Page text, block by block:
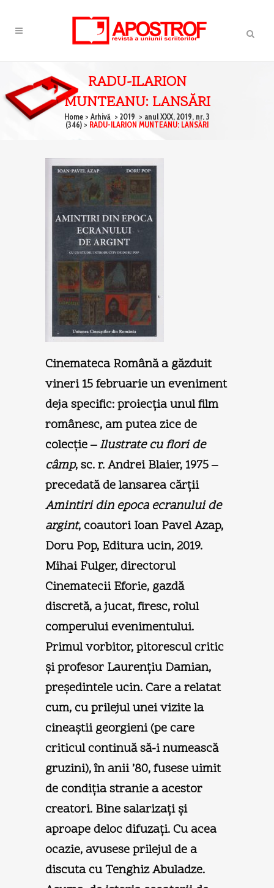
RADU-ILARION
MUNTEANU: LANSĂRI
Home > Arhivă > 2019 > anul XXX, 2019, nr. 3
(346) > RADU-ILARION MUNTEANU: LANSĂRI
Cinemateca Română a găzduit
vineri 15 februarie un eveniment
deja specific: proiecția unul film
românesc, am putea zice de
colecție –Ilustrate cu flori de
câmp, sc. r. Andrei Blaier, 1975 –
precedată de lansarea cărții
Amintiri din epoca ecranului de
argint, coautori Ioan Pavel Azap,
Doru Pop, Editura ucin, 2019.
Mihai Fulger, directorul
Cinematecii Eforie, gazdă
discretă, a jucat, firesc, rolul
comperului evenimentului.
Primul vorbitor, pitorescul critic
şi profesor Laurențiu Damian,
preşedintele ucin. Care a relatat
cum, cu prilejul unei vizite la
cineaştii georgieni (pe care
criticul continuă să-i numească
gruzini), în anii ’80, fusese uimit
de condiția stranie a acestor
creatori. Bine salarizați şi
aproape deloc difuzați. Cu acea
ocazie, avusese prilejul de a
discuta cu Tenghiz Abuladze.